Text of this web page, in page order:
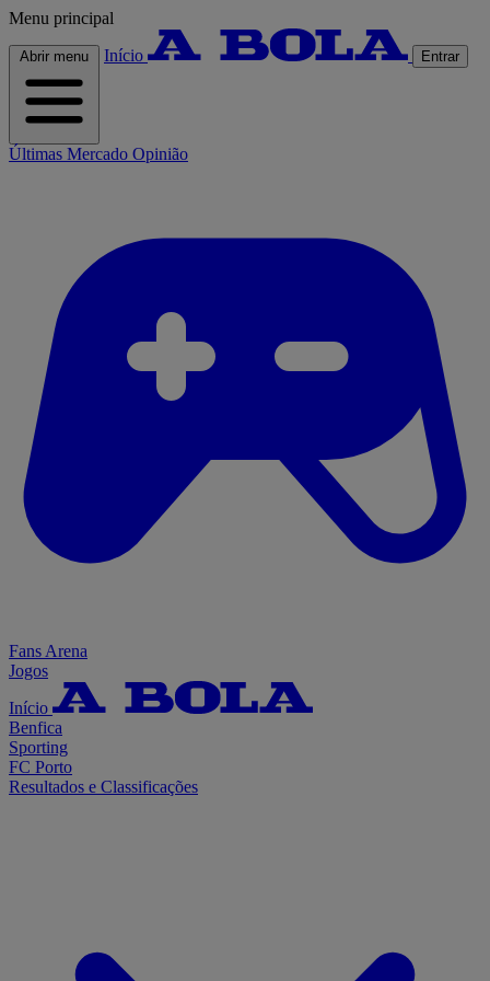
Menu principal
Abrir menu Início Entrar
Últimas Mercado Opinião
Fans Arena
Jogos
Início
Benfica
Sporting
FC Porto
Resultados e Classificações